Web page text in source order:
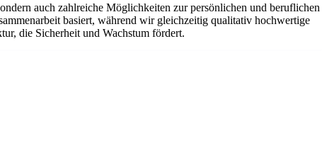
auch zahlreiche Möglichkeiten zur persönlichen und beruflichen
basiert, während wir gleichzeitig qualitativ hochwertige
die Sicherheit und Wachstum fördert.